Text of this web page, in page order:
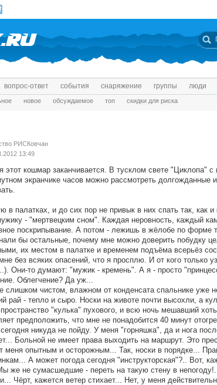
вопрос-ответ события снаряжение группы люди
новое обсуждаемое топ скидки для риска
РИСКовчан
13:49
этот кошмар заканчивается. В тусклом свете "Циклопа"
экранчике часов можно рассмотреть
в палатках, и до сих пор не привык в них спать так, как
- "мертвецким сном". Каждая неровность, каждый
поскрипывание. А потом - лежишь в жёлобе по форме
бы остальные, почему мне можно доверить побудку
их местом в палатке и временем подъёма всерьёз
без всяких опасений, что я просплю. И от кого только
Они-то думают: "мужик - кремень". А я - просто
Облегчение? Да уж...
слишком чистом, влажном от конденсата спальнике уже
рай - тепло и сыро. Носки на животе почти высохли, а
"кулька" пухового, и всю ночь мешавший
предположить, что мне не понадобится 40 минут
никуда не пойду. У меня "горняшка", да и нога
Больной не имеет права выходить на маршрут. Это
меня опытным и осторожным... Так, носки в порядке...
А может погода сегодня "инструкторская"?.. Вот,
же не сумасшедшие - переть на такую стену в
Чёрт, кажется ветер стихает... Нет, у меня